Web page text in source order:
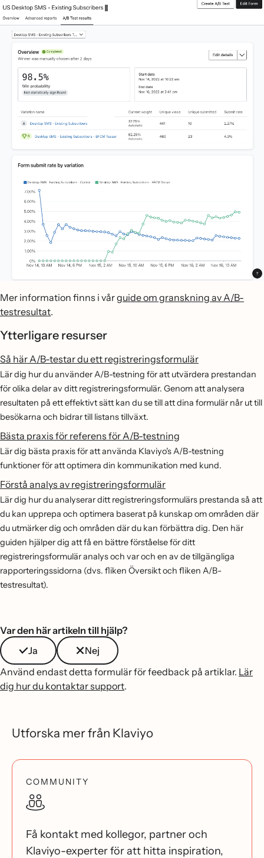
Mer information finns i vårguide om granskning av A/B-
testresultat.
Ytterligare resurser
Så här A/B-testar du ett registreringsformulär
Lär dig hur du använder A/B-testning för att utvärdera prestandan
för olika delar av ditt registreringsformulär. Genom att analysera
resultaten på ett effektivt sätt kan du se till att dina formulär når ut till
besökarna och bidrar till listans tillväxt.
Bästa praxis för referens för A/B-testning
Lär dig bästa praxis för att använda Klaviyo's A/B-testning
funktioner för att optimera din kommunikation med kund.
Förstå analys av registreringsformulär
Lär dig hur du analyserar ditt registreringsformulärs prestanda så att
du kan upprepa och optimera baserat på kunskap om områden där
du utmärker dig och områden där du kan förbättra dig. Den här
guiden hjälper dig att få en bättre förståelse för ditt
registreringsformulär analys och var och en av de tillgängliga
rapporteringssidorna (dvs. fliken Översikt och fliken A/B-
testresultat).
Var den här artikeln till hjälp?
Ja
Nej
Använd endast detta formulär för feedback på artiklar. Lär
dig hur du kontaktar support.
Utforska mer från Klaviyo
COMMUNITY
Få kontakt med kollegor, partner och
Klaviyo-experter för att hitta inspiration,